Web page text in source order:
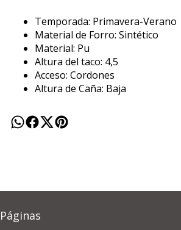
Temporada: Primavera-Verano
Material de Forro: Sintético
Material: Pu
Altura del taco: 4,5
Acceso: Cordones
Altura de Caña: Baja
Páginas